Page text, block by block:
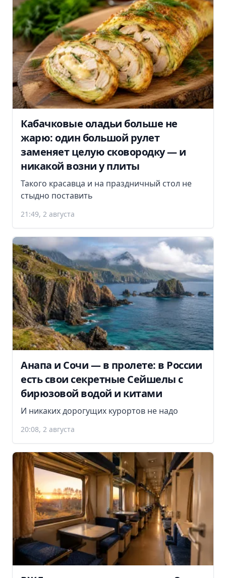
Кабачковые оладьи больше не
жарю: один большой рулет
заменяет целую сковородку — и
никакой возни у плиты
Такого красавца и на праздничный стол не
стыдно поставить
21:49, 2 августа
Анапа и Сочи — в пролете: в России
есть свои секретные Сейшелы с
бирюзовой водой и китами
И никаких дорогущих курортов не надо
20:08, 2 августа